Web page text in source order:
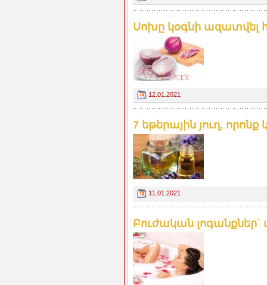
Սոխը կօգնի ազատվել
12.01.2021
7 եթերային յուղ,
11.01.2021
Բուժական